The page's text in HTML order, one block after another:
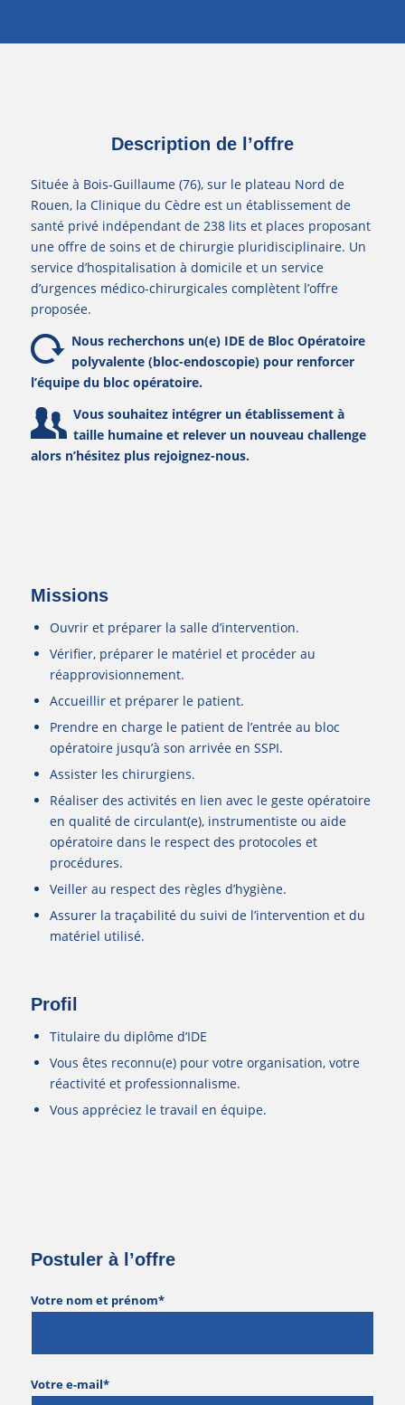
Description de l’offre
Située à Bois-Guillaume (76), sur le plateau Nord de
Rouen, la Clinique du Cèdre est un établissement de
santé privé indépendant de 238 lits et places proposant
une offre de soins et de chirurgie pluridisciplinaire. Un
service d’hospitalisation à domicile et un service
d’urgences médico-chirurgicales complètent l’offre
proposée.
Nous recherchons un(e) IDE de Bloc Opératoire
polyvalente (bloc-endoscopie) pour renforcer
l’équipe du bloc opératoire.
Vous souhaitez intégrer un établissement à
taille humaine et relever un nouveau challenge
alors n’hésitez plus rejoignez-nous.
Missions
Ouvrir et préparer la salle d’intervention.
Vérifier, préparer le matériel et procéder au
réapprovisionnement.
Accueillir et préparer le patient.
Prendre en charge le patient de l’entrée au bloc
opératoire jusqu’à son arrivée en SSPI.
Assister les chirurgiens.
Réaliser des activités en lien avec le geste opératoire
en qualité de circulant(e), instrumentiste ou aide
opératoire dans le respect des protocoles et
procédures.
Veiller au respect des règles d’hygiène.
Assurer la traçabilité du suivi de l’intervention et du
matériel utilisé.
Profil
Titulaire du diplôme d’IDE
Vous êtes reconnu(e) pour votre organisation, votre
réactivité et professionnalisme.
Vous appréciez le travail en équipe.
Postuler à l’offre
Votre nom et prénom*
Votre e-mail*